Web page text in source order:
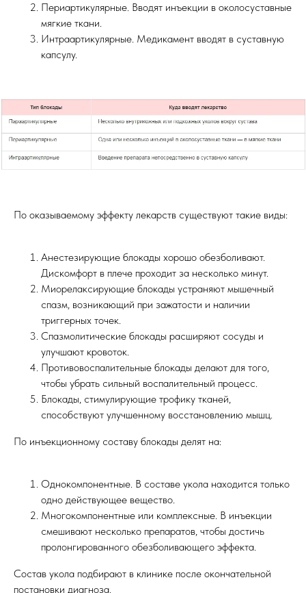
Периартикулярные. Вводят инъекции в околосуставные
мягкие ткани.
Интраартикулярные. Медикамент вводят в суставную
капсулу.
По оказываемому эффекту лекарств существуют такие виды:
Анестезирующие блокады хорошо обезболивают.
Дискомфорт в плече проходит за несколько минут.
Миорелаксирующие блокады устраняют мышечный
спазм, возникающий при зажатости и наличии
триггерных точек.
Спазмолитические блокады расширяют сосуды и
улучшают кровоток.
Противовоспалительные блокады делают для того,
чтобы убрать сильный воспалительный процесс.
Блокады, стимулирующие трофику тканей,
способствуют улучшенному восстановлению мышц.
По инъекционному составу блокады делят на:
Однокомпонентные. В составе укола находится только
одно действующее вещество.
Многокомпонентные или комплексные. В инъекции
смешивают несколько препаратов, чтобы достичь
пролонгированного обезболивающего эффекта.
Состав укола подбирают в клинике после окончательной
постановки диагноза.